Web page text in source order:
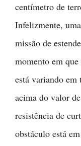
centímetro de
Infelizmente,
missão de
momento em
está variando
acima do valor
resistência de
obstáculo está